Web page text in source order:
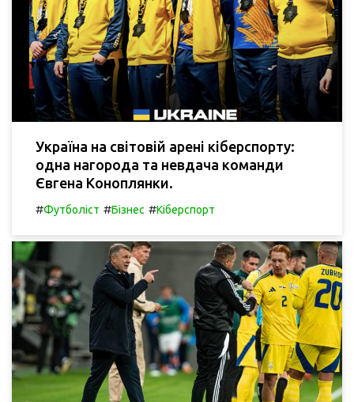
Україна на світовій арені кіберспорту:
одна нагорода та невдача команди
Євгена Коноплянки.
#Футболіст #Бізнес #Кіберспорт